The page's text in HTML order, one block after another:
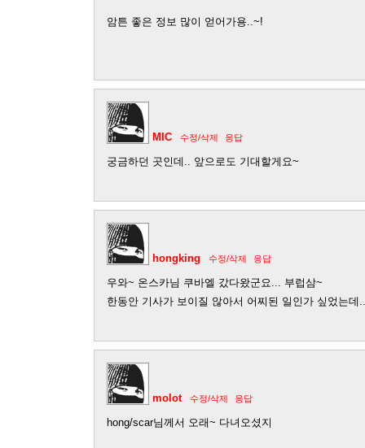
암튼 좋은 정보 많이 얻어가용..~!
MIC 수정/삭제 응답
궁금하던 곳인데.. 앞으로도 기대할게요~
hongking 수정/삭제 응답
우와~ 온스카님 쿠바엘 갔다왔군요... 부럽삼~
한동안 기사가 보이질 않아서 어찌된 일인가 싶었는데
molot 수정/삭제 응답
hong/scar님께서 오래~ 다녀오셨지